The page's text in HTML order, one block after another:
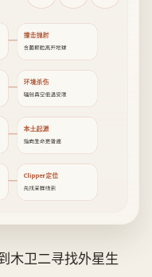
撞击抛射
含菌颗粒离开地球
环境杀伤
辐射真空低温受限
本土起源
指向生命更普遍
Clipper定位
先找采样线索
木卫二寻找外星生